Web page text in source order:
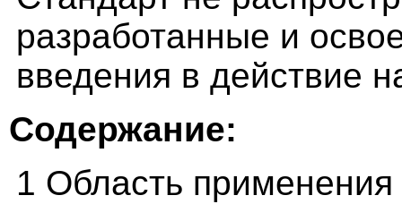
разработанные и
введения в действие
Содержание:
1 Область применения